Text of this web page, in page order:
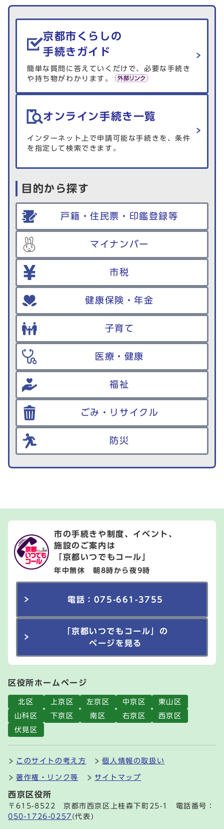
生活情報を探す
京都市くらしの
手続きガイド
簡単な質問に答えていくだけで、必要な手続き
や持ち物がわかります。
オンライン手続き一覧
インターネット上で申請可能な手続きを、条件
を指定して検索できます。
目的から探す
戸籍・住民票・印鑑登録等
マイナンバー
市税
健康保険・年金
子育て
医療・健康
福祉
ごみ・リサイクル
防災
市の手続きや制度、イベント、
施設のご案内は
「京都いつでもコール」
年中無休 朝8時から夜9時
電話：075-661-3755
「京都いつでもコール」の
ページを見る
区役所ホームページ
北区 上京区 左京区 中京区
東山区
山科区
下京区 南区 右京区
西京区
伏見区
このサイトの考え方 個人情報の取扱い
著作権・リンク等 サイトマップ
西京区役所
〒615-8522 京都市西京区上桂森下町25-1 電話番号：
050-1726-0257 (代表)